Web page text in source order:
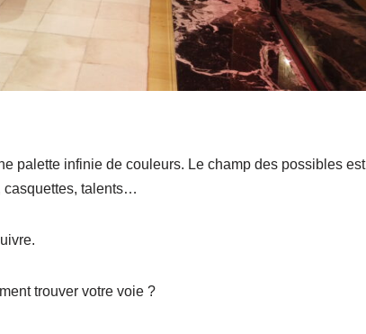
palette infinie de couleurs. Le champ des possibles est
casquettes, talents…
trouver votre voie ?